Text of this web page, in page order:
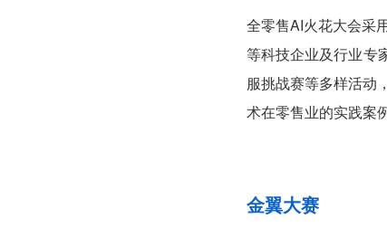
全零售AI火花大会采
等科技企业及行业专
服挑战赛等多样活动
术在零售业的实践案
金翼大赛